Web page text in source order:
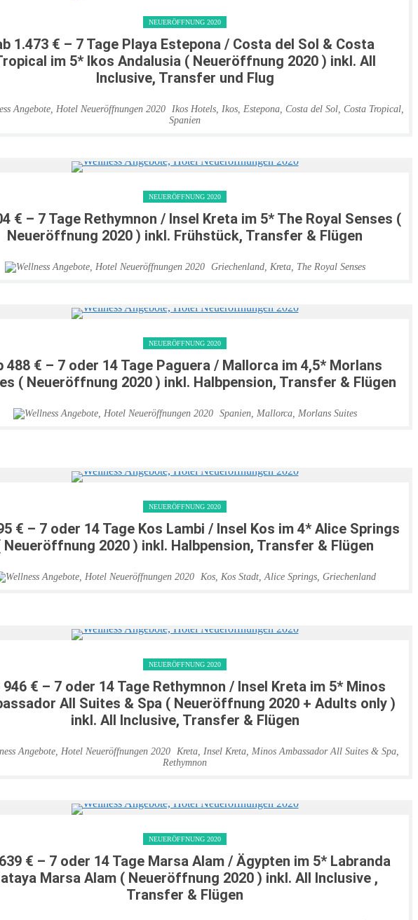
NEUERÖFFNUNG 2020
1.473 € – 7 Tage Playa Estepona / Costa del Sol & Costa
im 5* Ikos Andalusia ( Neueröffnung 2020 ) inkl. All
Inclusive, Transfer und Flug
Ikos Hotels, Ikos, Estepona, Costa del Sol, Costa Tropical,
Spanien
NEUERÖFFNUNG 2020
€ – 7 Tage Rethymnon / Insel Kreta im 5* The Royal Senses (
Neueröffnung 2020 ) inkl. Frühstück, Transfer & Flügen
Griechenland, Kreta, The Royal Senses
NEUERÖFFNUNG 2020
488 € – 7 oder 14 Tage Paguera / Mallorca im 4,5* Morlans
( Neueröffnung 2020 ) inkl. Halbpension, Transfer & Flügen
Spanien, Mallorca, Morlans Suites
NEUERÖFFNUNG 2020
€ – 7 oder 14 Tage Kos Lambi / Insel Kos im 4* Alice Springs
Neueröffnung 2020 ) inkl. Halbpension, Transfer & Flügen
Kos, Kos Stadt,Alice Springs, Griechenland
NEUERÖFFNUNG 2020
946 € – 7 oder 14 Tage Rethymnon / Insel Kreta im 5* Minos
All Suites & Spa ( Neueröffnung 2020 + Adults only )
inkl. All Inclusive, Transfer & Flügen
Kreta, Insel Kreta, Minos Ambassador All Suites & Spa,
Rethymnon
NEUERÖFFNUNG 2020
€ – 7 oder 14 Tage Marsa Alam / Ägypten im 5* Labranda
Marsa Alam ( Neueröffnung 2020 ) inkl. All Inclusive ,
Transfer & Flügen